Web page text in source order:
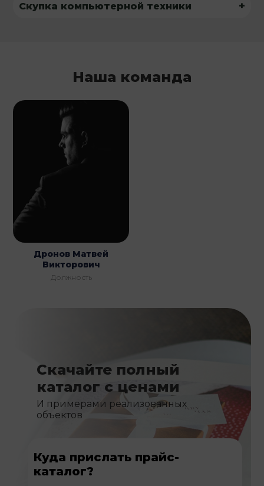
Скупка компьютерной техники +
Наша команда
Дронов Матвей
Викторович
Должность
Скачайте полный
каталог с ценами
И примерами реализованных
объектов
Куда прислать прайс-
каталог?